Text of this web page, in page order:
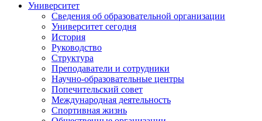
Университет
Сведения об образовательной организации
Университет сегодня
История
Руководство
Структура
Преподаватели и сотрудники
Научно-образовательные центры
Попечительский совет
Международная деятельность
Спортивная жизнь